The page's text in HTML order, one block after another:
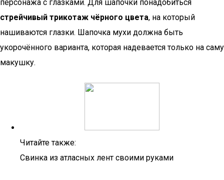
персонажа с глазками. Для шапочки понадобиться
стрейчивый трикотаж чёрного цвета, на который
нашиваются глазки. Шапочка мухи должна быть
укорочённого варианта, которая надевается только на саму
макушку.
Читайте также:
Свинка из атласных лент своими руками